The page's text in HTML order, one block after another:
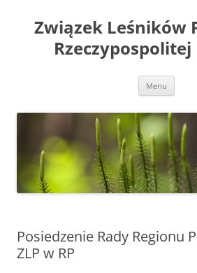
treściZwiązek Leśników
Menu
Posiedzenie Rady Regionu
ZLP w RP